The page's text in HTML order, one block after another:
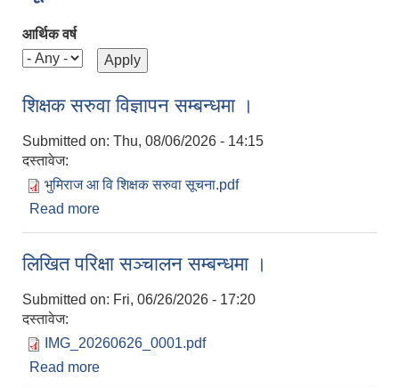
आर्थिक वर्ष
शिक्षक सरुवा विज्ञापन सम्बन्धमा ।
Submitted on: Thu, 08/06/2026 - 14:15
दस्तावेज:
भुमिराज आ वि शिक्षक सरुवा सूचना.pdf
Read more
लिखित परिक्षा सञ्चालन सम्बन्धमा ।
Submitted on: Fri, 06/26/2026 - 17:20
दस्तावेज:
IMG_20260626_0001.pdf
Read more